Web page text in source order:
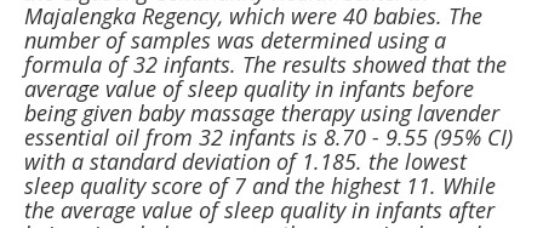
Majalengka Regency, which were 40 babies. The
number of samples was determined using a
formula of 32 infants. The results showed that the
average value of sleep quality in infants before
being given baby massage therapy using lavender
essential oil from 32 infants is 8.70 - 9.55 (95% CI)
with a standard deviation of 1.185. the lowest
sleep quality score of 7 and the highest 11. While
the average value of sleep quality in infants after